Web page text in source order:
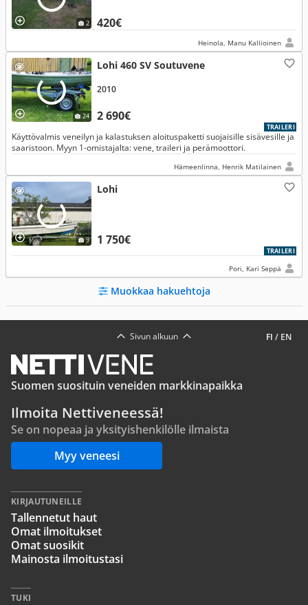
2 420€
Heinola, Manu Kallioinen
24
Lohi 460 SV Soutuvene
2 690€
2010
TRAILERI
Käyttövalmis veneilyn ja kalastuksen aloituspaketti suojaisille sisävesille ja
saaristoon. Myyn 1-omistajalta: vene, traileri ja perämoottori.
Hämeenlinna, Henrik Matilainen
9
Lohi
1 750€
TRAILERI
Pori, Kari Seppä
Muokkaa hakuehtoja
FI / EN
Sivun alkuun
Suomen suosituin veneiden markkinapaikka
Ilmoita Nettiveneessä!
Se on nopeaa ja yksityishenkilölle ilmaista
Myy veneesi
KIRJAUTUNEILLE
Tallennetut haut
Omat ilmoitukset
Omat suosikit
Mainosta ilmoitustasi
TUKI